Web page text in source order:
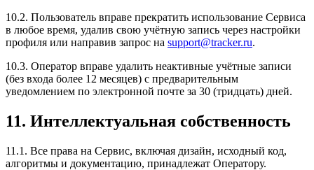
10.2. Пользователь вправе прекратить использование Сервиса
в любое время, удалив свою учётную запись через настройки
профиля или направив запрос на support@tracker.ru.
10.3. Оператор вправе удалить неактивные учётные записи
(без входа более 12 месяцев) с предварительным
уведомлением по электронной почте за 30 (тридцать) дней.
11. Интеллектуальная собственность
11.1. Все права на Сервис, включая дизайн, исходный код,
алгоритмы и документацию, принадлежат Оператору.